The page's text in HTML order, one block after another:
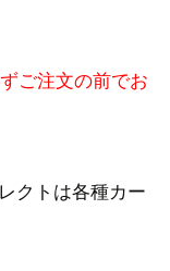
ご注文の前でお
クトは各種カー